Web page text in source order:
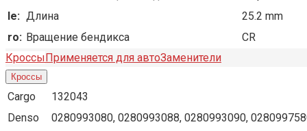
le: Длина
25.2 mm
ro: Вращение бендикса
CR
КроссыПрименяется для автоЗаменители
Кроссы
Cargo
132043
Denso
0280993080, 0280993088, 0280993090,